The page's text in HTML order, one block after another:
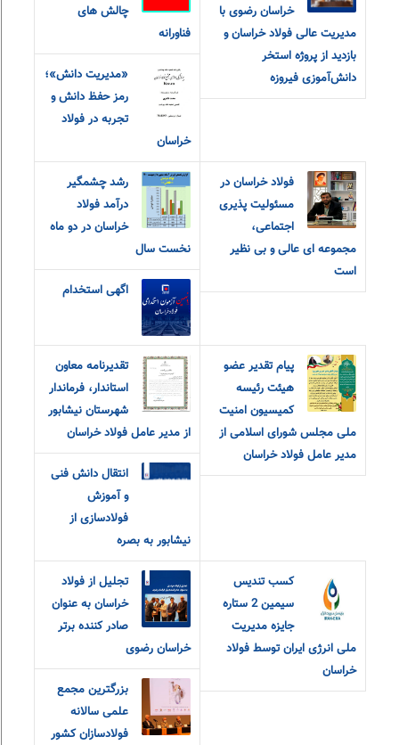
خراسان رضوی با
مدیریت عالی فولاد خراسان و
بازدید از پروژه استخر
دانش‌آموزی فیروزه
چالش های
فناورانه
«مديريت دانش»؛
رمز حفظ دانش و
تجربه در فولاد
خراسان
فولاد خراسان در
مسئولیت پذیری
اجتماعی،
مجموعه ای عالی و بی نظیر
است
رشد چشمگیر
درآمد فولاد
خراسان در دو ماه
نخست سال
اگهی استخدام
پیام تقدیر عضو
هیئت رئیسه
کمیسیون امنیت
ملی مجلس شورای اسلامی از
مدیر عامل فولاد خراسان
تقدیرنامه معاون
استاندار، فرماندار
شهرستان نیشابور
از مدیر عامل فولاد خراسان
انتقال دانش فنی
و آموزش
فولادسازی از
نیشابور به بصره
کسب تندیس
سیمین 2 ستاره
جایزه مدیریت
ملی انرژی ایران توسط فولاد
خراسان
تجلیل از فولاد
خراسان به عنوان
صادر کننده برتر
خراسان رضوی
بزرگترین مجمع
علمی سالانه
فولادسازان کشور